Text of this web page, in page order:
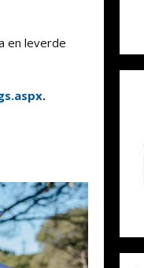
en leverde
.